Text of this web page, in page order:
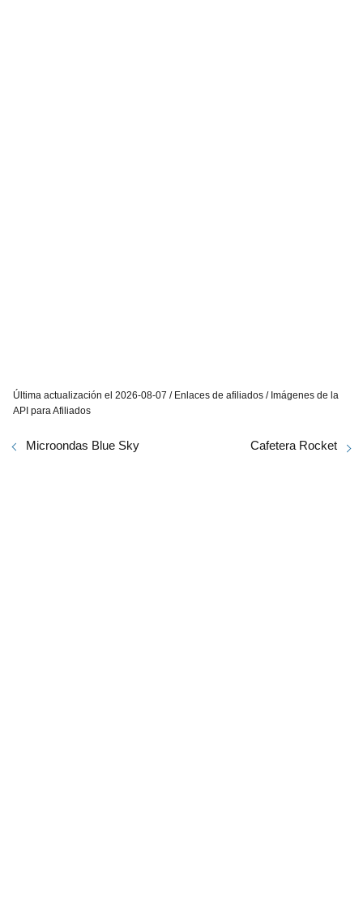
Última actualización el 2026-08-07 / Enlaces de afiliados / Imágenes de la
API para Afiliados
Microondas Blue Sky Cafetera Rocket